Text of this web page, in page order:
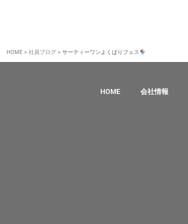
HOME > 社員ブログ > サーティーワンよくばりフェス
HOME 会社情報